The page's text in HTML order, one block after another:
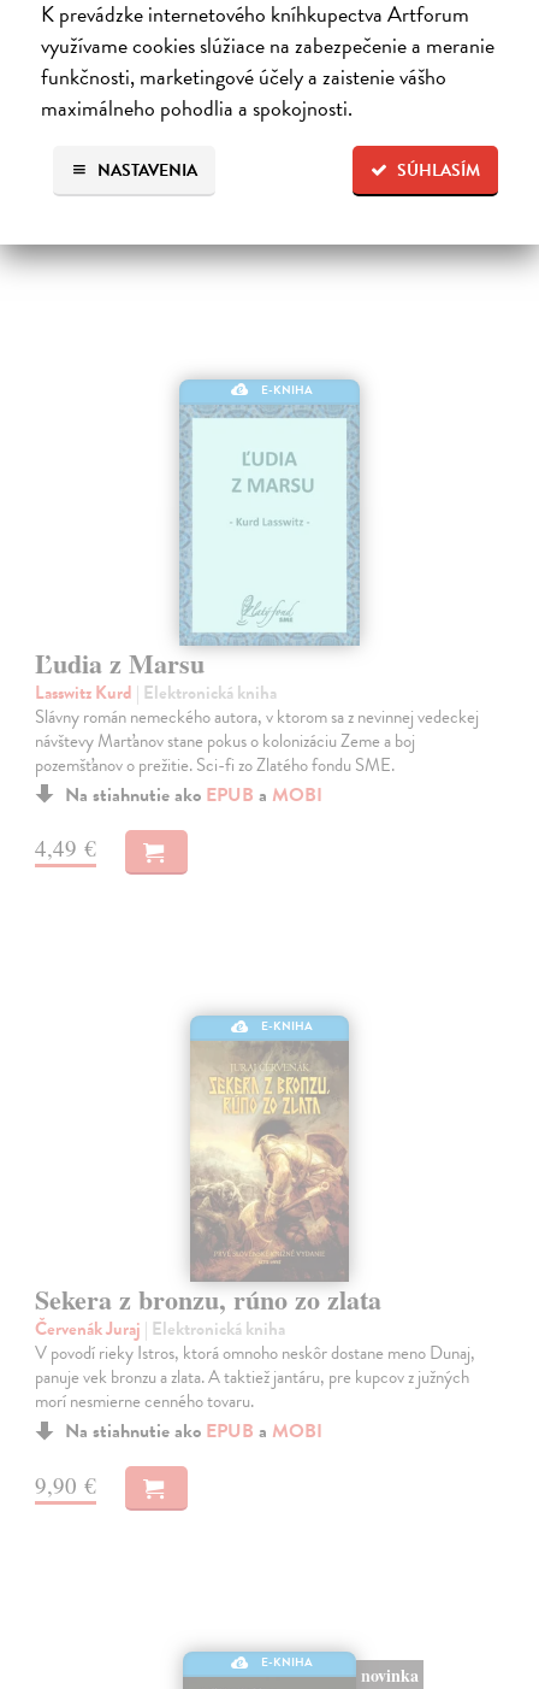
K prevádzke internetového kníhkupectva Artforum
využívame cookies slúžiace na zabezpečenie a meranie
funkčnosti, marketingové účely a zaistenie vášho
maximálneho pohodlia a spokojnosti.
SÚHLASÍM
NASTAVENIA
Neuromant
Gibson William| Elektronická kniha
Základné dielo kyberpunku, klasika sci-fi a jedna z najsilnejších vízií
budúcnosti Matrix je svet vo svete, globálny konsenzus, prelud,
vyjadrenie každého jedného dátového bajtu v kyberpriestore. Henry…
Na stiahnutie ako PDF
E-KNIHA
Ľudia z Marsu
Lasswitz Kurd | Elektronická kniha
Slávny román nemeckého autora, v ktorom sa z nevinnej vedeckej
návštevy Marťanov stane pokus o kolonizáciu Zeme a boj
pozemšťanov o prežitie. Sci-fi zo Zlatého fondu SME.
Na stiahnutie ako EPUB a MOBI
4,49 €
E-KNIHA
Sekera z bronzu, rúno zo zlata
Červenák Juraj | Elektronická kniha
V povodí rieky Istros, ktorá omnoho neskôr dostane meno Dunaj,
panuje vek bronzu a zlata. A taktiež jantáru, pre kupcov z južných
morí nesmierne cenného tovaru.
Na stiahnutie ako EPUB a MOBI
9,90 €
E-KNIHA
novinka